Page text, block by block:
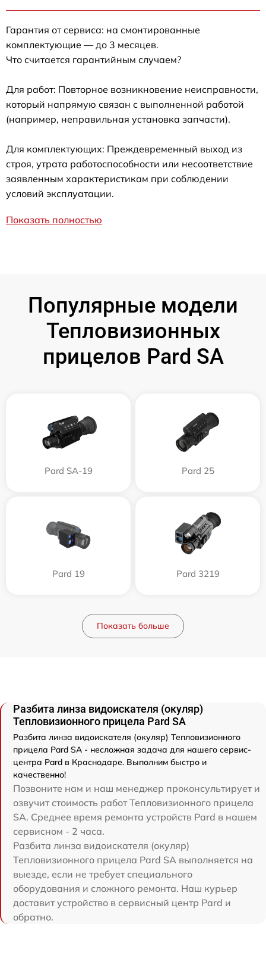
Гарантия от сервиса: на смонтированные
комплектующие — до 3 месяцев.
Что считается гарантийным случаем?
Для работ: Повторное возникновение неисправности,
который напрямую связан с выполненной работой
(например, неправильная установка запчасти).
Для комплектующих: Преждевременный выход из
строя, утрата работоспособности или несоответствие
заявленным характеристикам при соблюдении
условий эксплуатации.
Показать полностью
Популярные модели
Тепловизионных
прицелов Pard SA
Pard SA-19 Pard 25
Pard 19 Pard 3219
Показать больше
Разбита линза видоискателя (окуляр)
Тепловизионного прицела Pard SA
Разбита линза видоискателя (окуляр) Тепловизионного
прицела Pard SA - несложная задача для нашего сервис-
центра Pard в Краснодаре. Выполним быстро и
качественно!
Позвоните нам и наш менеджер проконсультирует и
озвучит стоимость работ Тепловизионного прицела
SA. Среднее время ремонта устройств Pard в нашем
сервисном - 2 часа.
Разбита линза видоискателя (окуляр)
Тепловизионного прицела Pard SA выполняется на
выезде, если не требует специального
оборудования и сложного ремонта. Наш курьер
доставит устройство в сервисный центр Pard и
обратно.